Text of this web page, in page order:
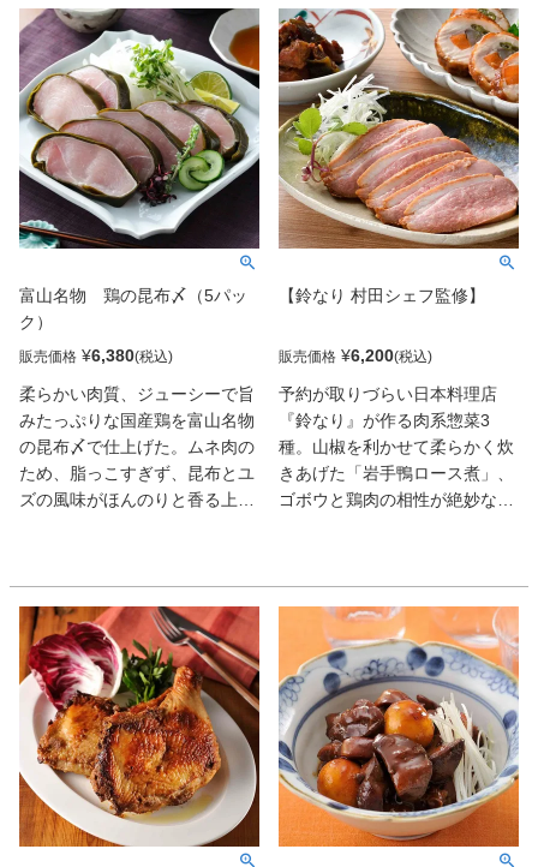
富山名物 鶏の昆布〆（5パッ
ク）
販売価格 ¥6,380
柔らかい肉質、ジューシーで旨
みたっぷりな国産鶏を富山名物
の昆布〆で仕上げた。ムネ肉の
ため、脂っこすぎず、昆布とユ
ズの風味がほんのりと香る上品
【鈴なり 村田シェフ監修】
販売価格 ¥6,200
予約が取りづらい日本料理店
『鈴なり』が作る肉系惣菜3
種。山椒を利かせて柔らかく炊
きあげた「岩手鴨ロース煮」、
ゴボウと鶏肉の相性が絶妙な
のアテ。